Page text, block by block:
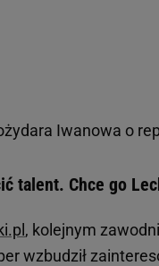
Iwanowa o
talent. Chce go
, kolejnym
wzbudził